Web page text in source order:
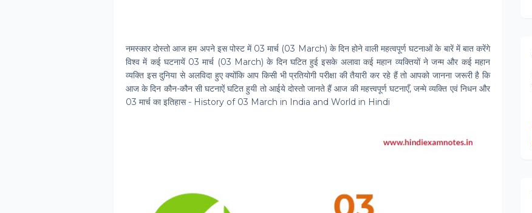
नमस्‍कार दोस्‍तो आज हम अपने इस पोस्‍ट में 03 मार्च (03 March) के दिन होने वाली महत्‍वपूर्ण घटनाओं के बारें में बात करेंगे
विश्‍व में कई घटनायें 03 मार्च (03 March) के दिन घटित हुई इसके अलावा कई महान व्‍यक्तियों ने जन्‍म और कई महान
व्‍यक्ति इस दुनिया से अलविदा हुए क्‍योंकि आप किसी भी प्रतियोगी परीक्षा की तैयारी कर रहे हैं तो आपको जानना जरूरी है कि
आज के दिन कौन-कौन सी घटनाऐं घटित हुयी तो आईये दोस्‍तो जानते हैं आज की महत्त्वपूर्ण घटनाएँ, जन्मे व्यक्ति एवं निधन और
03 मार्च का इतिहास - History of 03 March in India and World in Hindi